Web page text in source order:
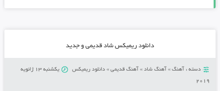
دانلود ریمیکس شاد قدیمی و جدید
دسته : آهنگ» آهنگ شاد» آهنگ قدیمی» دانلود ریمیکس
یکشنبه 13 ژانویه
2019